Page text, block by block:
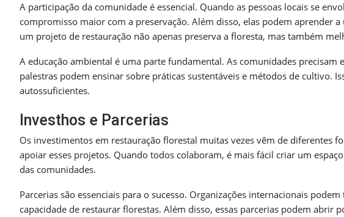
A participação da comunidade é essencial. Quando as pessoas locais se
compromisso maior com a preservação. Além disso, elas podem aprender
um projeto de restauração não apenas preserva a floresta, mas também
A educação ambiental é uma parte fundamental. As comunidades
palestras podem ensinar sobre práticas sustentáveis e métodos de cultivo.
autossuficientes.
Investhos e Parcerias
Os investimentos em restauração florestal muitas vezes vêm de diferentes
apoiar esses projetos. Quando todos colaboram, é mais fácil criar um
das comunidades.
Parcerias são essenciais para o sucesso. Organizações internacionais
capacidade de restaurar florestas. Além disso, essas parcerias podem abrir